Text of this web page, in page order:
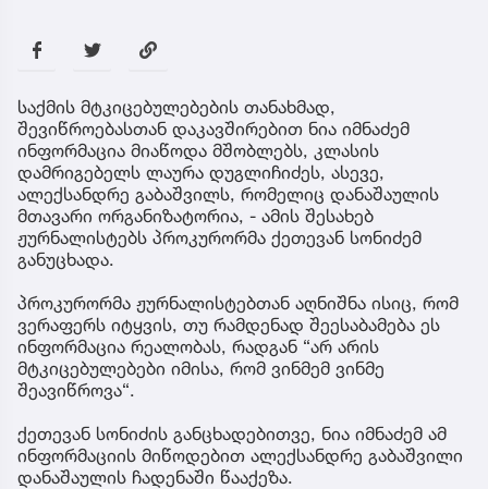
საქმის მტკიცებულებების თანახმად,
შევიწროებასთან დაკავშირებით ნია იმნაძემ
ინფორმაცია მიაწოდა მშობლებს, კლასის
დამრიგებელს ლაურა დუგლიჩიძეს, ასევე,
ალექსანდრე გაბაშვილს, რომელიც დანაშაულის
მთავარი ორგანიზატორია, - ამის შესახებ
ჟურნალისტებს პროკურორმა ქეთევან სონიძემ
განუცხადა.
პროკურორმა ჟურნალისტებთან აღნიშნა ისიც, რომ
ვერაფერს იტყვის, თუ რამდენად შეესაბამება ეს
ინფორმაცია რეალობას, რადგან “არ არის
მტკიცებულებები იმისა, რომ ვინმემ ვინმე
შეავიწროვა“.
ქეთევან სონიძის განცხადებითვე, ნია იმნაძემ ამ
ინფორმაციის მიწოდებით ალექსანდრე გაბაშვილი
დანაშაულის ჩადენაში წააქეზა.